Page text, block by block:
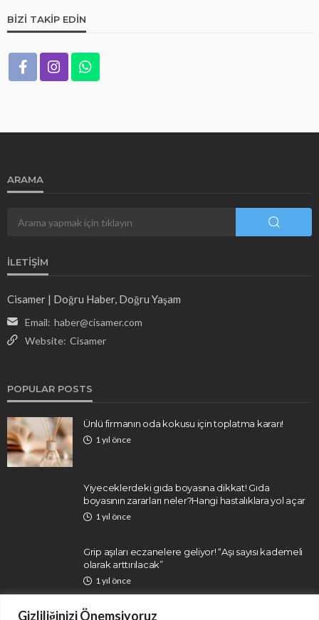
Gizliliğinizi Önemsiyoruz
BIZI TAKIP EDIN
ARAMA
İLETIŞIM
Cisamer | Doğru Haber, Doğru Yaşam
Email: haber@cisamer.com
Website: Cisamer
POPULAR POSTS
Ünlü firmanın oda kokusu için toplatma kararı!
1 yıl önce
Yiyeceklerdeki gıda boyasına dikkat! Gıda
boyasının zararları neler?Hangi hastalıklara yol açar
1 yıl önce
Grip aşıları eczanelere geliyor! “Aşı sayısı kademeli
olarak arttırılacak”
1 yıl önce